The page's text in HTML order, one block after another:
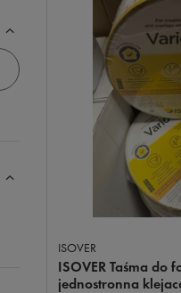
ISOVER
ISOVER Taśma do
jednostronna